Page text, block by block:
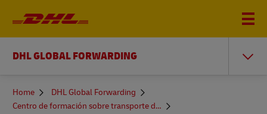
DHL GLOBAL FORWARDING
You
here
Home
DHL Global Forwarding
Centro de formación sobre transporte de mercancías